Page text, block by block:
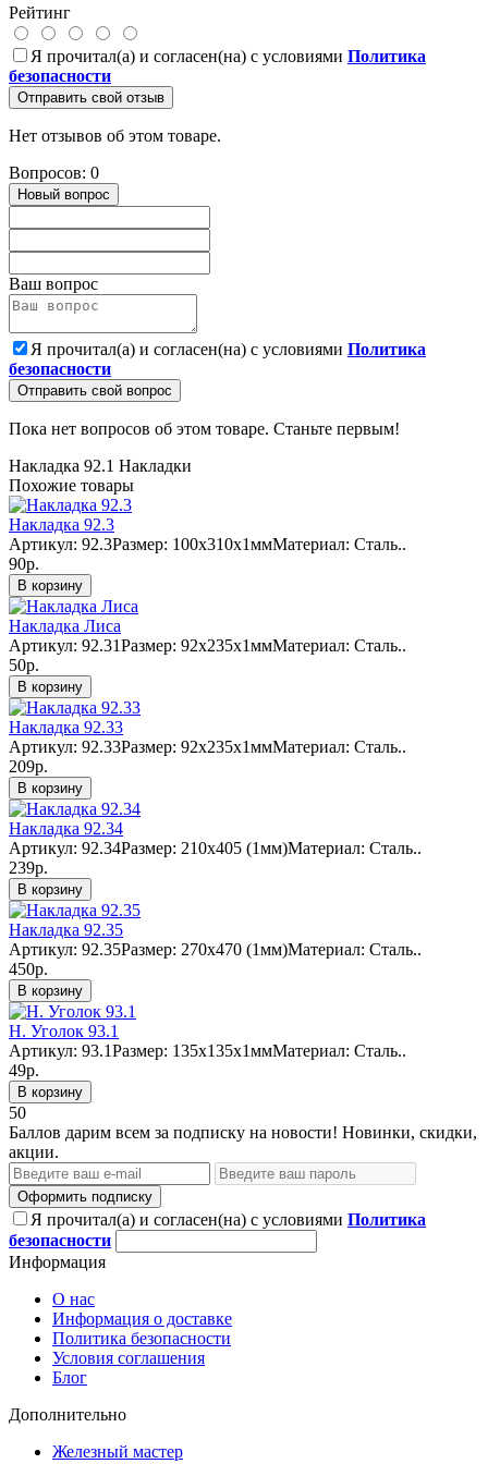
Рейтинг
Я прочитал(а) и согласен(на) с условиями Политика
безопасности
Отправить свой отзыв
Нет отзывов об этом товаре.
Вопросов: 0
Новый вопрос
Ваш вопрос
Я прочитал(а) и согласен(на) с условиями Политика
безопасности
Отправить свой вопрос
Пока нет вопросов об этом товаре. Станьте первым!
Накладка 92.1 Накладки
Похожие товары
Накладка 92.3
Артикул: 92.3Размер: 100х310х1ммМатериал: Сталь..
90р.
В корзину
Накладка Лиса
Артикул: 92.31Размер: 92x235х1ммМатериал: Сталь..
50р.
В корзину
Накладка 92.33
Артикул: 92.33Размер: 92x235х1ммМатериал: Сталь..
209р.
В корзину
Накладка 92.34
Артикул: 92.34Размер: 210x405 (1мм)Материал: Сталь..
239р.
В корзину
Накладка 92.35
Артикул: 92.35Размер: 270x470 (1мм)Материал: Сталь..
450р.
В корзину
Н. Уголок 93.1
Артикул: 93.1Размер: 135x135х1ммМатериал: Сталь..
49р.
В корзину
50
Баллов дарим всем за подписку на новости! Новинки, скидки,
акции.
Оформить подписку
Я прочитал(а) и согласен(на) с условиями Политика
безопасности
Информация
О нас
Информация о доставке
Политика безопасности
Условия соглашения
Блог
Дополнительно
Железный мастер